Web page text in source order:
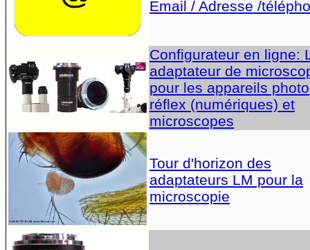
Email / Adresse /
Configurateur en ligne:
adaptateur de
pour les appareils photo
réflex (numériques) et
microscopes
Tour d'horizon des
adaptateurs LM pour la
microscopie